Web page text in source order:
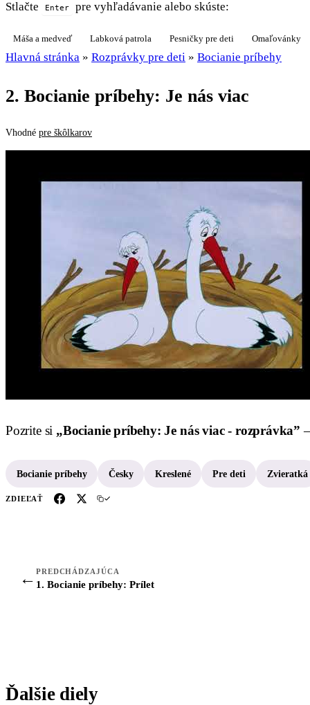
Stlačte Enter pre vyhľadávanie alebo skúste:
Máša a medveď Labková patrola Pesničky pre deti Omaľovánky
Hlavná stránka » Rozprávky pre deti » Bocianie príbehy
2. Bocianie príbehy: Je nás viac
Vhodné pre škôlkarov
Pozrite si „Bocianie príbehy: Je nás viac - rozprávka”
Bocianie príbehy Česky Kreslené Pre deti Zvieratká
ZDIEĽAŤ
← PREDCHÁDZAJÚCA
1. Bocianie príbehy: Prílet
Ďalšie diely